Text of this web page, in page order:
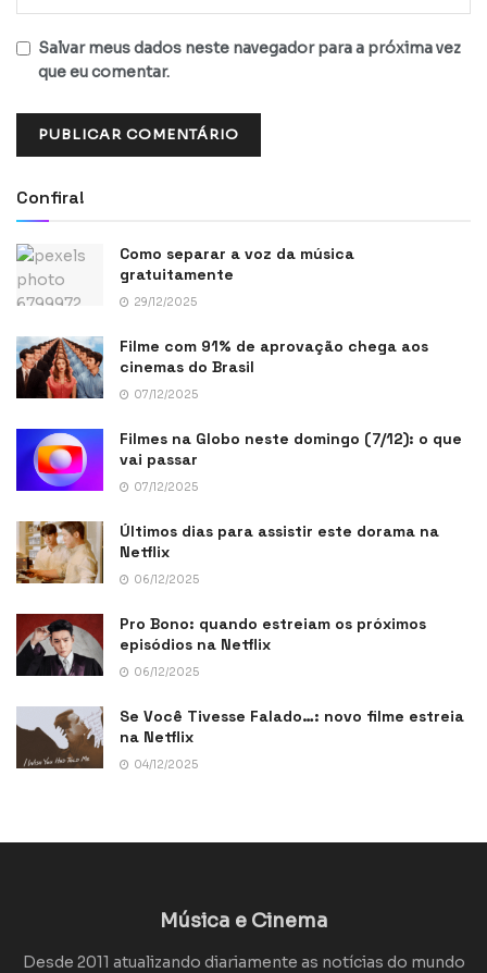
Salvar meus dados neste navegador para a próxima vez
que eu comentar.
Confira!
Como separar a voz da música
gratuitamente
29/12/2025
Filme com 91% de aprovação chega aos
cinemas do Brasil
07/12/2025
Filmes na Globo neste domingo (7/12): o que
vai passar
07/12/2025
Últimos dias para assistir este dorama na
Netflix
06/12/2025
Pro Bono: quando estreiam os próximos
episódios na Netflix
06/12/2025
Se Você Tivesse Falado…: novo filme estreia
na Netflix
04/12/2025
Música e Cinema
Desde 2011 atualizando diariamente as notícias do mundo